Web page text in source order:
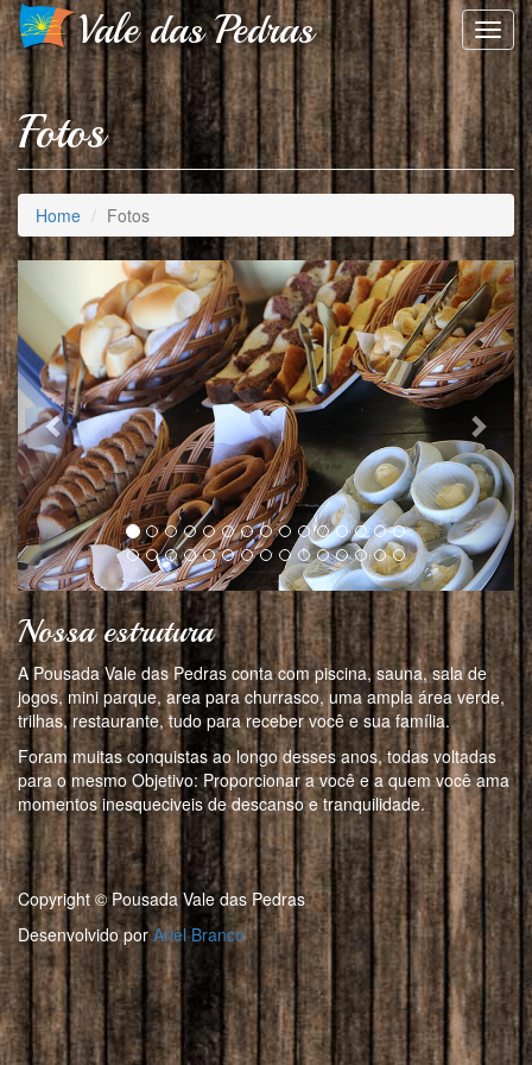
Vale das Pedras
Fotos
Home Fotos
Nossa estrutura
A Pousada Vale das Pedras conta com piscina, sauna, sala de
jogos, mini parque, area para churrasco, uma ampla área verde,
trilhas, restaurante, tudo para receber você e sua família.
Foram muitas conquistas ao longo desses anos, todas voltadas
para o mesmo Objetivo: Proporcionar a você e a quem você ama
momentos inesqueciveis de descanso e tranquilidade.
Copyright © Pousada Vale das Pedras
Desenvolvido porAriel Branco